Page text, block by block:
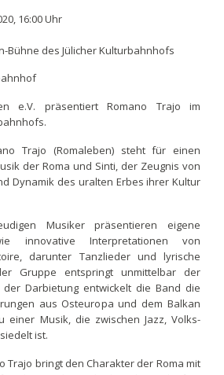
16:00 Uhr
Bühne des Jülicher Kulturbahnhofs
e.V. präsentiert Romano Trajo im
Trajo (Romaleben) steht für einen
der Roma und Sinti, der Zeugnis von
Dynamik des uralten Erbes ihrer Kultur
Musiker präsentieren eigene
innovative Interpretationen von
darunter Tanzlieder und lyrische
Gruppe entspringt unmittelbar der
der Darbietung entwickelt die Band die
aus Osteuropa und dem Balkan
einer Musik, die zwischen Jazz, Volks-
ist.
Trajo bringt den Charakter der Roma mit